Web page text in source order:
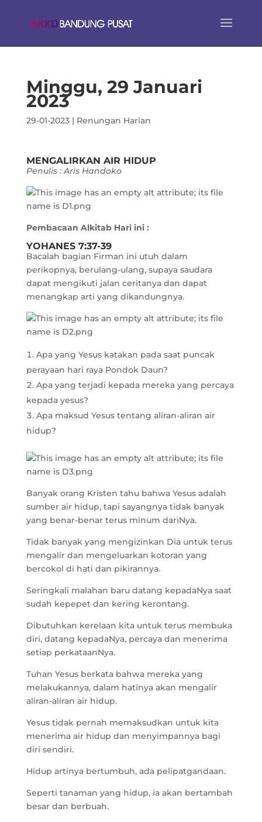
Minggu, 29 Januari
2023
29-01-2023| Renungan Harian
MENGALIRKAN AIR HIDUP
Penulis : Aris Handoko
Pembacaan Alkitab Hari ini :
YOHANES 7:37-39
Bacalah bagian Firman ini utuh dalam
perikopnya, berulang-ulang, supaya saudara
dapat mengikuti jalan ceritanya dan dapat
menangkap arti yang dikandungnya.
Apa yang Yesus katakan pada saat puncak
perayaan hari raya Pondok Daun?
Apa yang terjadi kepada mereka yang percaya
kepada yesus?
Apa maksud Yesus tentang aliran-aliran air
hidup?
Banyak orang Kristen tahu bahwa Yesus adalah
sumber air hidup, tapi sayangnya tidak banyak
yang benar-benar terus minum dariNya.
Tidak banyak yang mengizinkan Dia untuk terus
mengalir dan mengeluarkan kotoran yang
bercokol di hati dan pikirannya.
Seringkali malahan baru datang kepadaNya saat
sudah kepepet dan kering kerontang.
Dibutuhkan kerelaan kita untuk terus membuka
diri, datang kepadaNya, percaya dan menerima
setiap perkataanNya.
Tuhan Yesus berkata bahwa mereka yang
melakukannya, dalam hatinya akan mengalir
aliran-aliran air hidup.
Yesus tidak pernah memaksudkan untuk kita
menerima air hidup dan menyimpannya bagi
diri sendiri.
Hidup artinya bertumbuh, ada pelipatgandaan.
Seperti tanaman yang hidup, ia akan bertambah
besar dan berbuah.